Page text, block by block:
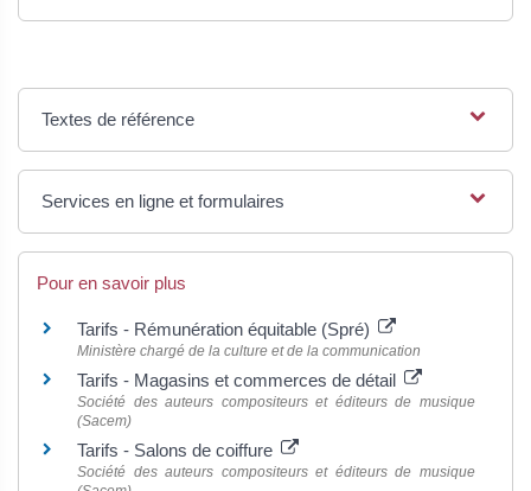
Textes de référence
Services en ligne et formulaires
Pour en savoir plus
Tarifs - Rémunération équitable (Spré)
Ministère chargé de la culture et de la communication
Tarifs - Magasins et commerces de détail
Société des auteurs compositeurs et éditeurs de musique
(Sacem)
Tarifs - Salons de coiffure
Société des auteurs compositeurs et éditeurs de musique